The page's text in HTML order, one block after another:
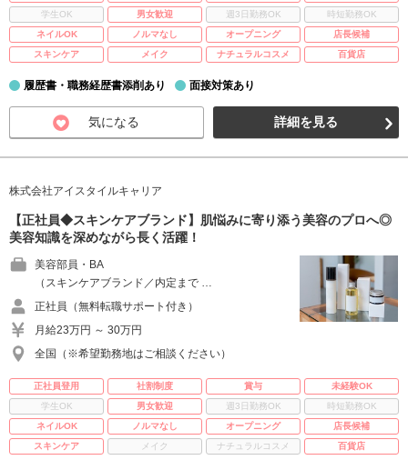
学生OK
男女歓迎 週3日勤務OK
時短勤務OK
ネイルOK
ノルマなし オープニング
店長候補
スキンケア
メイク ナチュラルコスメ 百貨店
履歴書・職務経歴書添削あり 面接対策あり
気になる 詳細を見る
株式会社アイスタイルキャリア
【正社員◆スキンケアブランド】肌悩みに寄り添う美容のプロへ◎
美容知識を深めながら長く活躍！
美容部員・BA
（スキンケアブランド／内定まで …
正社員（無料転職サポート付き）
月給23万円 ～ 30万円
全国（※希望勤務地はご相談ください）
正社員登用 社割制度 賞与
未経験OK
学生OK
男女歓迎 週3日勤務OK
時短勤務OK
ネイルOK
ノルマなし オープニング
店長候補
スキンケア
メイク ナチュラルコスメ 百貨店